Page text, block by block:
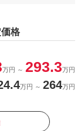
格
万円 ～ 293.3万円
万円 ～ 264万円